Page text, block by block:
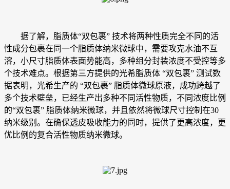
据了解，脂质体“双包裹” 技术将两种性质完全不同的活
性成分包裹在同一个脂质体纳米微球中，需要攻克水油不互
溶，小尺寸脂质体表面势能高，多种组分封装浓度不受控等多
个技术难点。根据第三方提供的光希脂质体 “双包裹” 测试数
据表明，光希生产的 “双包裹” 脂质体微球原液，成功跨越了
多个技术壁垒，已经生产出多种不同活性物质，不同浓度比例
的“双包裹” 脂质体纳米微球，并且依然将微球尺寸控制在30
纳米级别。在确保透皮吸收能力的同时，提供了更高浓度，更
优比例的复合活性物质纳米微球。